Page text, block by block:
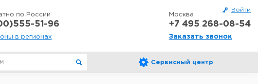
Войти
по России
51-96
в регионах
Москва
+7 495 268-08-54
Заказать звонок
Сервисный центр